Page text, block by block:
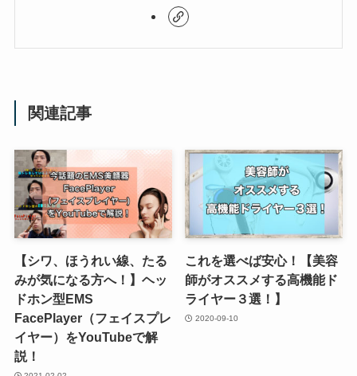
関連記事
【シワ、ほうれい線、たる
みが気になる方へ！】ヘッ
ドホン型EMS
FacePlayer（フェイスプレ
イヤー）をYouTubeで解
説！
これを選べば安心！【美容
師がオススメする高機能ド
ライヤー３選！】
2020-09-10